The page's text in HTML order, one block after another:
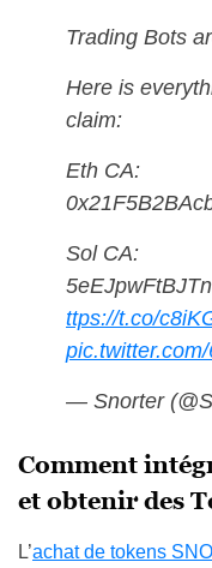
Trading Bots
Here is
claim:
Eth CA:
Sol CA:
ttps://t.co/
— Snorter
Comment
et obtenir des
L’achat de tokens